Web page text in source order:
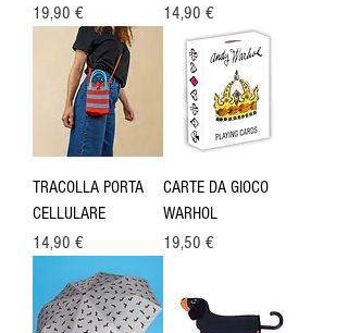
Prezzo
19,90 €
Prezzo
14,90 €
TRACOLLA PORTA
CELLULARE
Prezzo
14,90 €
CARTE DA GIOCO
WARHOL
Prezzo
19,50 €